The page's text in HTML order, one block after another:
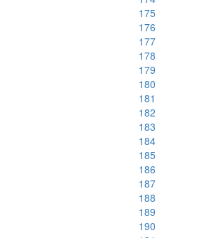
175
176
177
178
179
180
181
182
183
184
185
186
187
188
189
190